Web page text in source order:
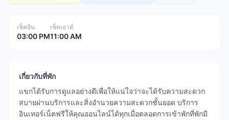
เช็คอิน
03:00 PM
เช็คเอาต์
11:00 AM
เกี่ยวกับที่พัก
แขกได้รับการดูแลอย่างดีเพื่อให้แน่ใจว่าจะได้รับความสะดวก
สบายผ่านบริการและสิ่งอำนวยความสะดวกชั้นยอด บริการ
อินเทอร์เน็ตฟรีให้คุณออนไลน์ได้ทุกเมื่อตลอดการเข้าพักที่พักมี